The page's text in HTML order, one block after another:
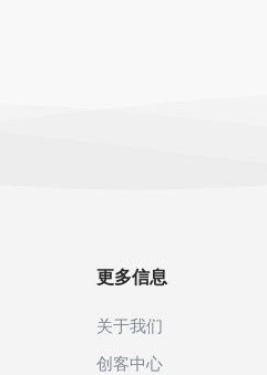
更多信息
关于我们
创客中心